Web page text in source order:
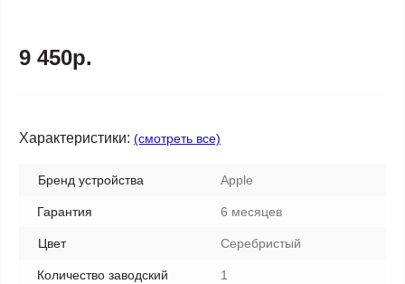
9 450р.
Характеристики: (смотреть все)
Бренд устройства Apple
Гарантия 6 месяцев
Цвет Серебристый
Количество заводский
1